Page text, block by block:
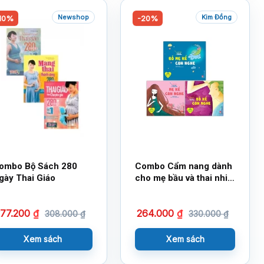
Newshop
Bộ Sách 280
Thai Giáo
₫ 308.000₫
Xem sách
-20% Kim Đồng
Combo Cẩm nang dành
cho mẹ bầu và thai nhi
264.000 ₫ 330.000₫
Xem sách